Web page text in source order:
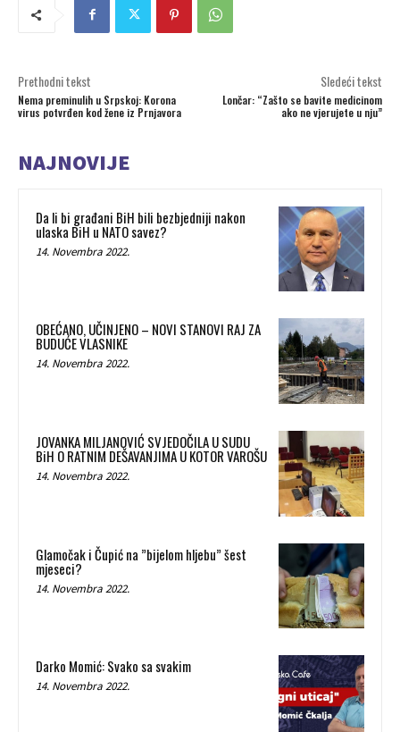
Prethodni tekst
Nema preminulih u Srpskoj: Korona
virus potvrđen kod žene iz Prnjavora
Sledeći tekst
Lončar: “Zašto se bavite medicinom
ako ne vjerujete u nju”
NAJNOVIJE
Da li bi građani BiH bili bezbjedniji nakon
ulaska BiH u NATO savez?
14. Novembra 2022.
OBEĆANO, UČINJENO – NOVI STANOVI RAJ ZA
BUDUĆE VLASNIKE
14. Novembra 2022.
JOVANKA MILJANOVIĆ SVJEDOČILA U SUDU
BiH O RATNIM DEŠAVANJIMA U KOTOR VAROŠU
14. Novembra 2022.
Glamočak i Čupić na ”bijelom hljebu” šest
mjeseci?
14. Novembra 2022.
Darko Momić: Svako sa svakim
14. Novembra 2022.